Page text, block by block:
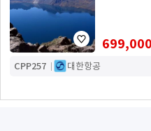
699,000
CPP257 대한항공